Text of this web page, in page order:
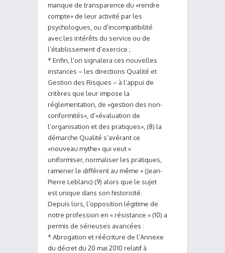
manque de transparence du «rendre
compte» de leur activité par les
psychologues, ou d’incompatibilité
avec les intérêts du service ou de
l’établissement d’exercice ;
* Enfin, l’on signalera ces nouvelles
instances – les directions Qualité et
Gestion des Risques – à l’appui de
critères que leur impose la
réglementation, de «gestion des non-
conformités», d’«évaluation de
l’organisation et des pratiques», (8) la
démarche Qualité s’avérant ce
«nouveau mythe» qui veut «
uniformiser, normaliser les pratiques,
ramener le différent au même » (Jean-
Pierre Leblanc) (9) alors que le sujet
est unique dans son historicité.
Depuis lors, l’opposition légitime de
notre profession en « résistance » (10) a
permis de sérieuses avancées :
* Abrogation et réécriture de l’Annexe
du décret du 20 mai 2010 relatif à